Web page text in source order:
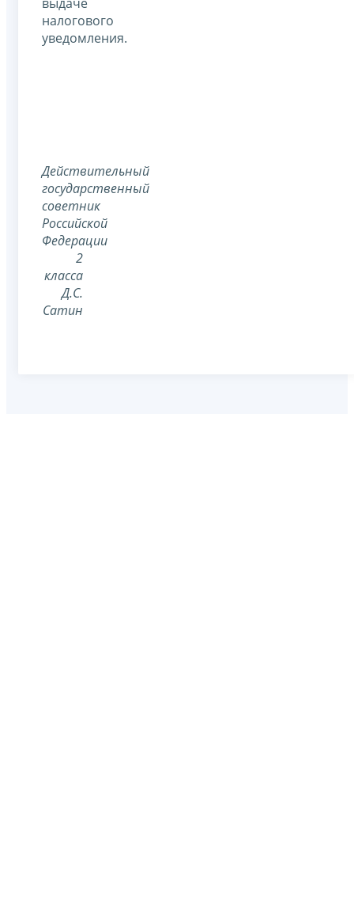
налогового
уведомления.
Действительный
государственный
советник
Российской
Федерации
2
класса
Д.С.
Сатин